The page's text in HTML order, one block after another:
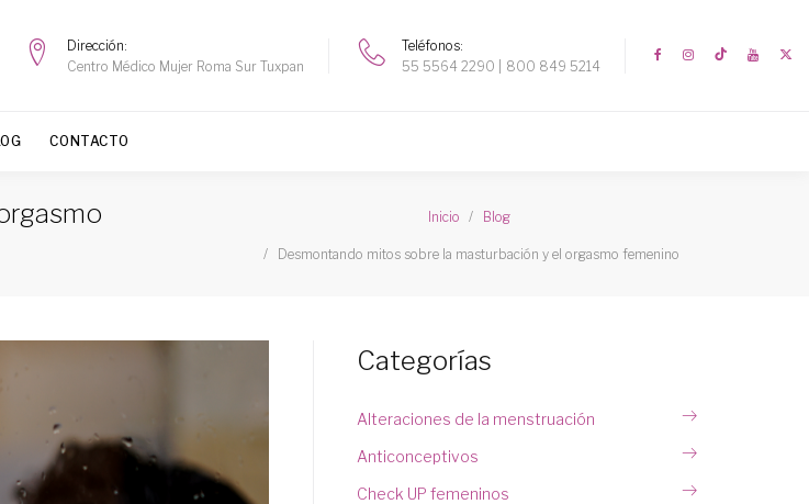
Dirección
Centro Médico Mujer Roma Sur Tuxpan
Teléfonos
55 5564 2290
800 849 5214
CONTACTO
Inicio Blog
Desmontando mitos sobre la masturbación y el orgasmo femenino
Categorías
Alteraciones de la menstruación
Anticonceptivos
Check UP femeninos